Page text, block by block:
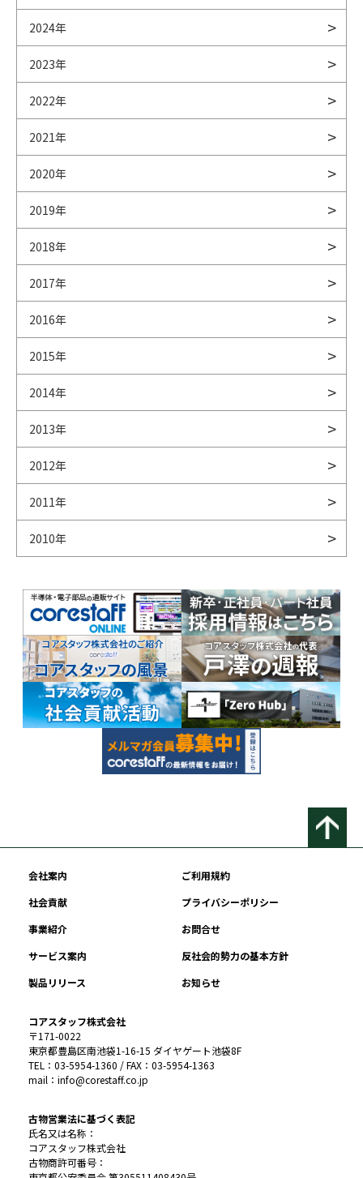
2024年
2023年
2022年
2021年
2020年
2019年
2018年
2017年
2016年
2015年
2014年
2013年
2012年
2011年
2010年
会社案内
ご利用規約
社会貢献
プライバシーポリシー
事業紹介
お問合せ
サービス案内
反社会的勢力の基本方針
製品リリース
お知らせ
コアスタッフ株式会社
〒171-0022
東京都豊島区南池袋1-16-15 ダイヤゲート池袋8F
TEL：03-5954-1360 / FAX：03-5954-1363
mail：info@corestaff.co.jp
古物営業法に基づく表記
氏名又は名称：
コアスタッフ株式会社
古物商許可番号：